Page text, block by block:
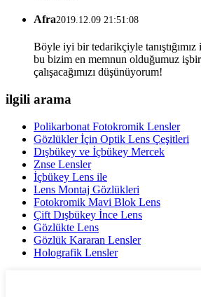
Afra2019.12.09 21:51:08
Böyle iyi bir tedarikçiyle tanıştığımız
bu bizim en memnun olduğumuz
çalışacağımızı düşünüyorum!
ilgili arama
Polikarbonat Fotokromik Lensler
Gözlükler İçin Optik Lens Çeşitleri
Dışbükey ve İçbükey Mercek
Znse Lensler
İçbükey Lens ile
Lens Montaj Gözlükleri
Fotokromik Mavi Blok Lens
Çift Dışbükey İnce Lens
Gözlükte Lens
Gözlük Kararan Lensler
Holografik Lensler